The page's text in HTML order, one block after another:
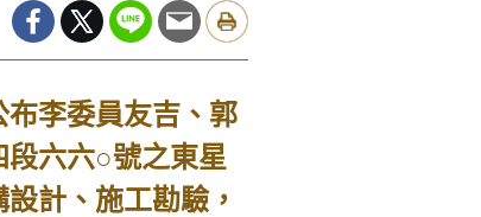
李委員友吉、郭
六六○號之東星
計、施工勘驗，